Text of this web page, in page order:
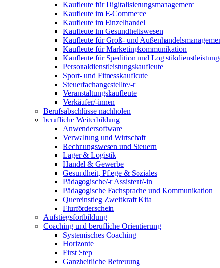
Kaufleute für Digitalisierungsmanagement
Kaufleute im E-Commerce
Kaufleute im Einzelhandel
Kaufleute im Gesundheitswesen
Kaufleute für Groß- und
Kaufleute für Marketingkommunikation
Kaufleute für Spedition und
Personaldienstleistungskaufleute
Sport- und Fitnesskaufleute
Steuerfachangestellte/-r
Veranstaltungskaufleute
Verkäufer/-innen
Berufsabschlüsse nachholen
berufliche Weiterbildung
Anwendersoftware
Verwaltung und Wirtschaft
Rechnungswesen und Steuern
Lager & Logistik
Handel & Gewerbe
Gesundheit, Pflege & Soziales
Pädagogische/-r Assistent/-in
Pädagogische Fachsprache und Kommunikation
Quereinstieg Zweitkraft Kita
Flurförderschein
Aufstiegsfortbildung
Coaching und berufliche Orientierung
Systemisches Coaching
Horizonte
First Step
Ganzheitliche Betreuung